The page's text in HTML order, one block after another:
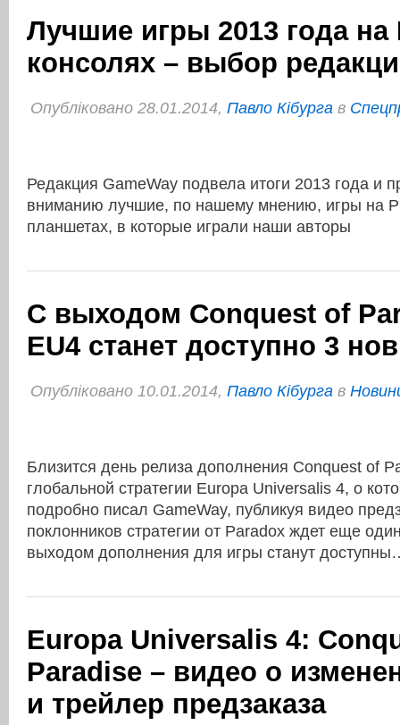
Лучшие игры 2013 года на
консолях – выбор
Опубліковано 28.01.2014, Павло Кібурга в
Редакция GameWay подвела итоги 2013 года и
вниманию лучшие, по нашему мнению, игры на
планшетах, в которые играли наши авторы
C выходом Conquest of
EU4 станет доступно 3
Опубліковано 10.01.2014, Павло Кібурга в
Близится день релиза дополнения Conquest of
глобальной стратегии Europa Universalis 4, о
подробно писал GameWay, публикуя видео
поклонников стратегии от Paradox ждет еще
выходом дополнения для игры станут
Europa Universalis 4:
Paradise – видео о
и трейлер предзаказа